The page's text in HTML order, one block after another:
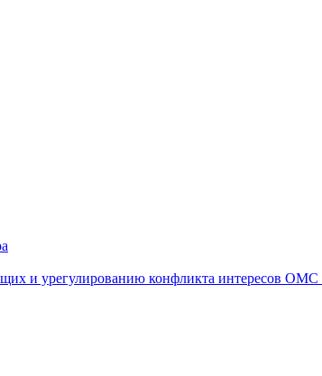
и урегулированию конфликта интересов ОМС